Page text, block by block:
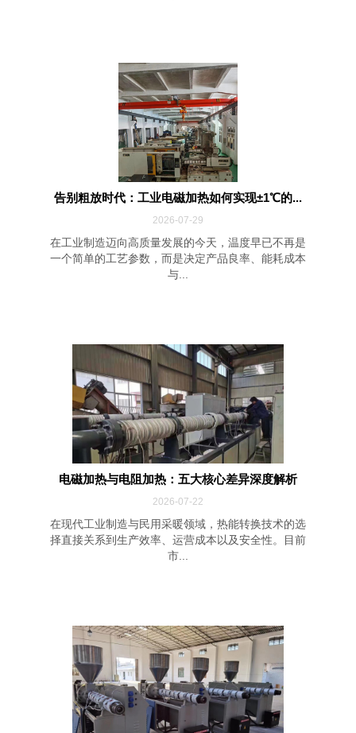
告别粗放时代：工业电磁加热如何实现±1℃的...
2026-07-29
在工业制造迈向高质量发展的今天，温度早已不再是
一个简单的工艺参数，而是决定产品良率、能耗成本
与...
电磁加热与电阻加热：五大核心差异深度解析
2026-07-22
在现代工业制造与民用采暖领域，热能转换技术的选
择直接关系到生产效率、运营成本以及安全性。目前
市...